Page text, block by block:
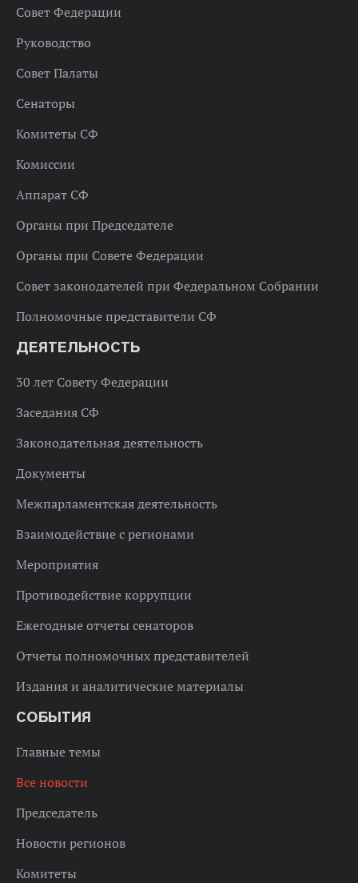
Совет Федерации
Руководство
Совет Палаты
Сенаторы
Комитеты СФ
Комиссии
Аппарат СФ
Органы при Председателе
Органы при Совете Федерации
Совет законодателей при Федеральном Собрании
Полномочные представители СФ
ДЕЯТЕЛЬНОСТЬ
30 лет Совету Федерации
Заседания СФ
Законодательная деятельность
Документы
Межпарламентская деятельность
Взаимодействие с регионами
Мероприятия
Противодействие коррупции
Ежегодные отчеты сенаторов
Отчеты полномочных представителей
Издания и аналитические материалы
СОБЫТИЯ
Главные темы
Все новости
Председатель
Новости регионов
Комитеты